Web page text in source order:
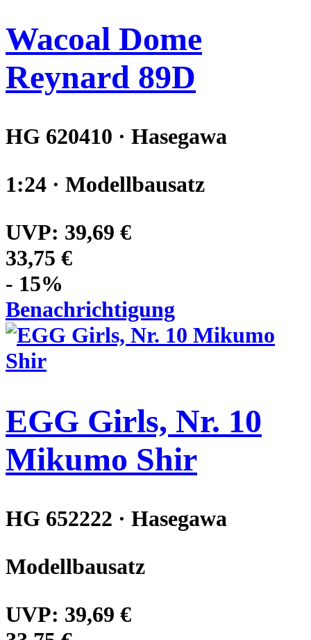
Wacoal Dome
Reynard 89D
HG 620410 · Hasegawa
1:24 · Modellbausatz
UVP: 39,69 €
33,75 €
- 15%
Benachrichtigung
EGG Girls, Nr. 10
Mikumo Shir
HG 652222 · Hasegawa
Modellbausatz
UVP: 39,69 €